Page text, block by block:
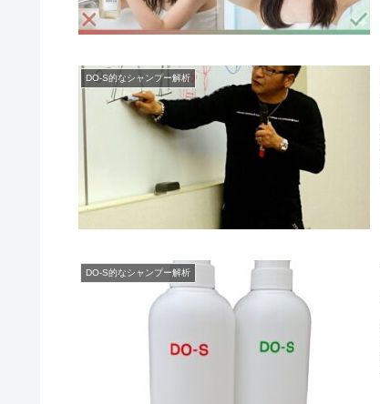
DO-S的なシャンプー解析
DO-S的なシャンプー解析